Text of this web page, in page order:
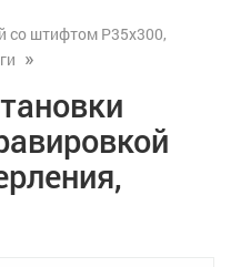
со штифтом Р35x300,